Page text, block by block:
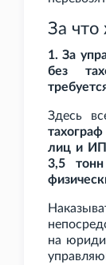
За что
1. За
без
Здесь
лиц и
3,5 тонн
на